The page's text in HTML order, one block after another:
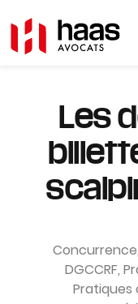
Les
Concurrence,
DGCCRF,
Pratiques